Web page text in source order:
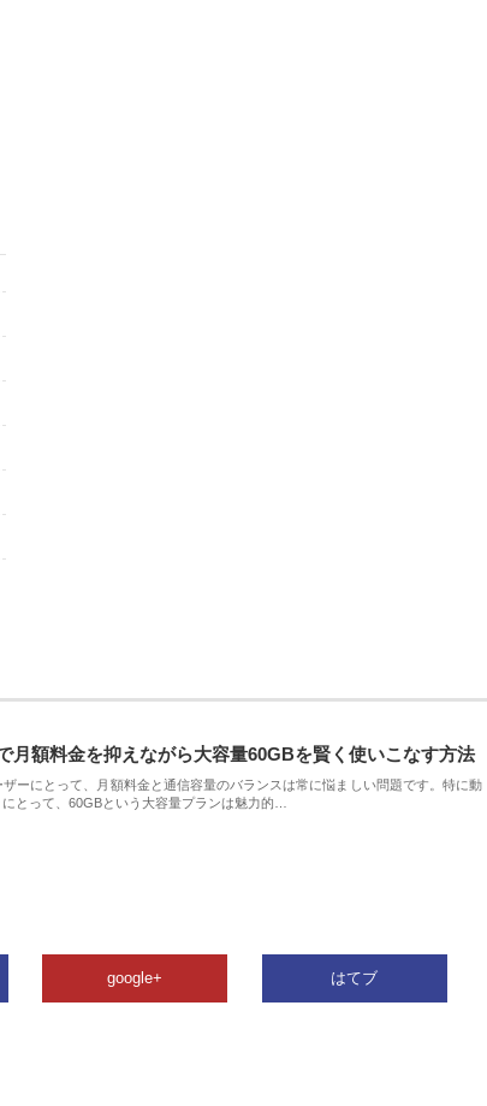
月額料金を抑えながら大容量60GBを賢く使いこなす方法
ーにとって、月額料金と通信容量のバランスは常に悩ましい問題です。特に動
とって、60GBという大容量プランは魅力的…
google+ はてブ